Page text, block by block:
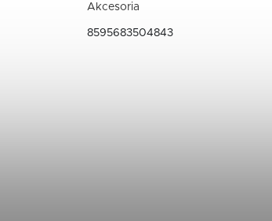
Akcesoria
8595683504843